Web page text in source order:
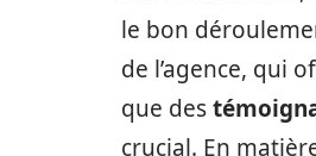
le bon
de l’agence, qui
que des
crucial. En